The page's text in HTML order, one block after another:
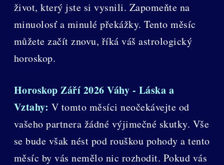
život, který jste si vysnili. Zapomeňte na
minuolosť a minulé překážky. Tento měsíc
můžete začít znovu, říká váš astrologický
horoskop.
Horoskop Září 2026 Váhy - Láska a
Vztahy: V tomto měsíci neočekávejte od
vašeho partnera žádné výjimečné skutky. Vše
se bude však nést pod rouškou pohody a tento
měsíc by vás nemělo nic rozhodit. Pokud vás